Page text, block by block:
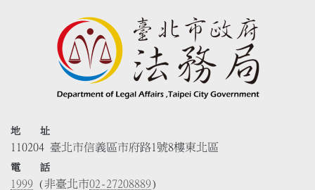
地 址
110204 臺北市信義區市府路1號8樓東北區
電 話
1999 (非臺北市02-27208889)